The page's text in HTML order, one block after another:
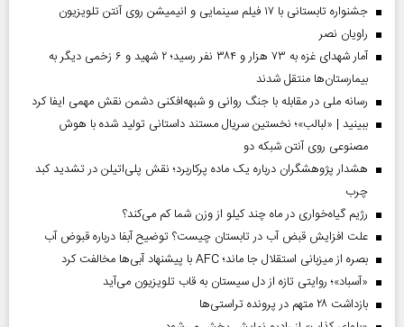
جشنواره تابستانی با ۱۷ فیلم سینمایی و انیمیشن روی آنتن تلویزیون
راویان نصر
آمار شهدای غزه به ۷۳ هزار و ۳۸۴ نفر رسید؛ ۲ شهید و ۶ زخمی دیگر به
بیمارستان‌ها منتقل شدند
رسانه ملی در مقابله با جنگ روانی و شبهه‌افکنی دشمن نقش مهمی ایفا کرد
ببینید | «لبالب»؛ نخستین سریال مستند داستانی تولید شده با هوش
مصنوعی روی آنتن شبکه دو
هشدار پژوهشگران درباره یک ماده پرکاربرد؛ نقش پلی‌اتیلن در تشدید کبد
چرب
رژیم گیاه‌خواری در ماه چند کیلو از وزن شما کم می‌کند؟
علت افزایش قبض آب در تابستان چیست؟ توضیح آبفا درباره قبوض آب
بصره از میزبانی استقلال جا ماند؛ AFC با پیشنهاد آبی‌ها مخالفت کرد
«آسباد»؛ روایتی تازه از دل سیستان به قاب تلویزیون می‌آید
بازداشت ۲۸ متهم در پرونده تراستی‌ها